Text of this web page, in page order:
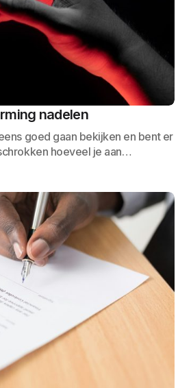
nadelen
goed gaan bekijken en bent er
hoeveel je aan…